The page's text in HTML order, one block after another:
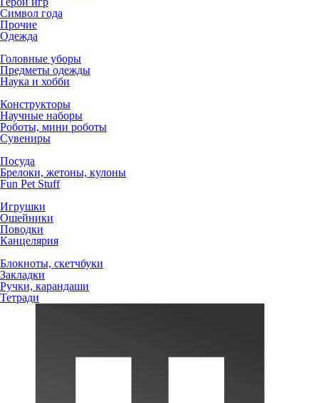
Символ года
Прочие
Одежда
Головные уборы
Предметы одежды
Наука и хобби
Конструкторы
Научные наборы
Роботы, мини роботы
Сувениры
Посуда
Брелоки, жетоны, кулоны
Fun Pet Stuff
Игрушки
Ошейники
Поводки
Канцелярия
Блокноты, скетчбуки
Закладки
Ручки, карандаши
Тетради